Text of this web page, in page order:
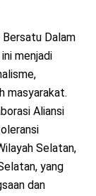
Bersatu Dalam
menjadi
masyarakat.
Aliansi
Selatan,
yang
dan